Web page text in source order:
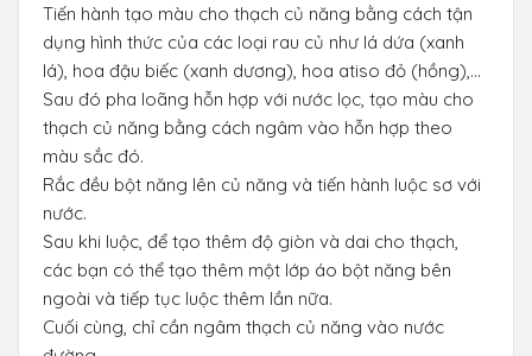
Tiến hành tạo màu cho thạch củ năng bằng cách tận
dụng hình thức của các loại rau củ như lá dứa (xanh
lá), hoa đậu biếc (xanh dương), hoa atiso đỏ (hồng),…
Sau đó pha loãng hỗn hợp với nước lọc, tạo màu cho
thạch củ năng bằng cách ngâm vào hỗn hợp theo
màu sắc đó.
Rắc đều bột năng lên củ năng và tiến hành luộc sơ với
nước.
Sau khi luộc, để tạo thêm độ giòn và dai cho thạch,
các bạn có thể tạo thêm một lớp áo bột năng bên
ngoài và tiếp tục luộc thêm lần nữa.
Cuối cùng, chỉ cần ngâm thạch củ năng vào nước